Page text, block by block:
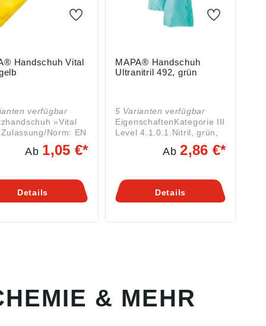
Farbe: grün
Naturlatex mit Nitril
gemischt Länge: 310 mm
Handschuh Vital
verfügbar
»Vital
374, EN 421
•Hohe
•Komfort
Montagearbeiten,
Ab 1,05 €*
Details
MAPA® Handschuh
Ultranitril 492, grün
5 Varianten verfügbar
EigenschaftenKategorie III
Level 4.1.0.1.Nitril, grün,
velourisiertLänge: 320
mm, Stärke: 0,45
FingernLebensmittelecht
nach FDA1
Durchstichfestigkeit)Dopp
elschicht-Verfahren für
Ab2,86 €*
Details
& MEHR